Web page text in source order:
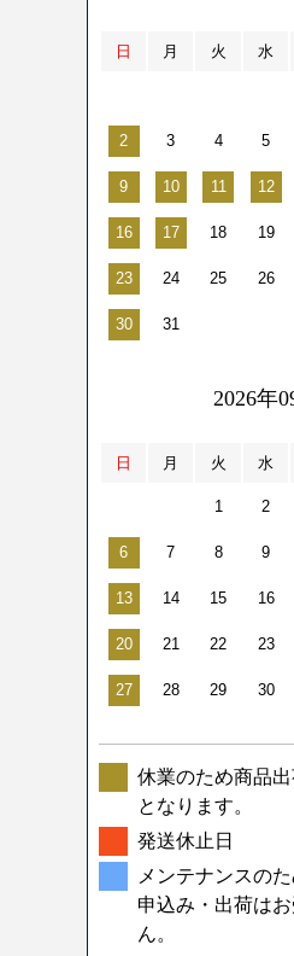
日 月 火 水
2 3 4 5
9 10 11 12
16 17 18 19
23 24 25 26
30 31
2026年
日 月 火 水
1 2
6 7 8 9
13 14 15 16
20 21 22 23
27 28 29 30
休業のため商品
となります。
発送休止日
メンテナンスの
申込み・出荷は
ん。